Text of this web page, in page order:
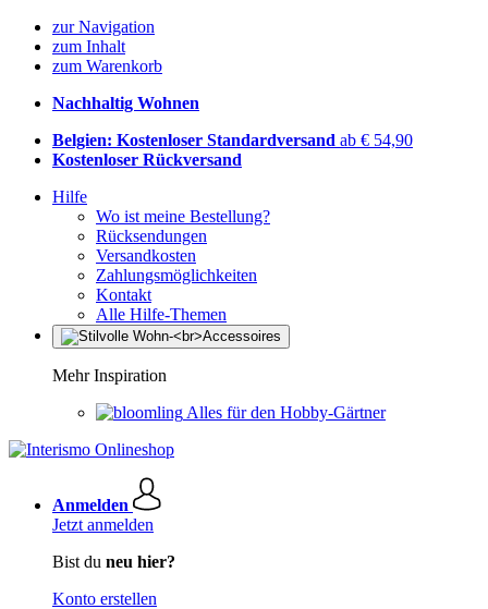
zur Navigation
zum Inhalt
zum Warenkorb
Nachhaltig Wohnen
Belgien: Kostenloser Standardversand ab € 54,90
Kostenloser Rückversand
Hilfe
Wo ist meine Bestellung?
Rücksendungen
Versandkosten
Zahlungsmöglichkeiten
Kontakt
Alle Hilfe-Themen
Mehr Inspiration
Alles für den Hobby-Gärtner
Anmelden
Jetzt anmelden
Bist du neu hier?
Konto erstellen